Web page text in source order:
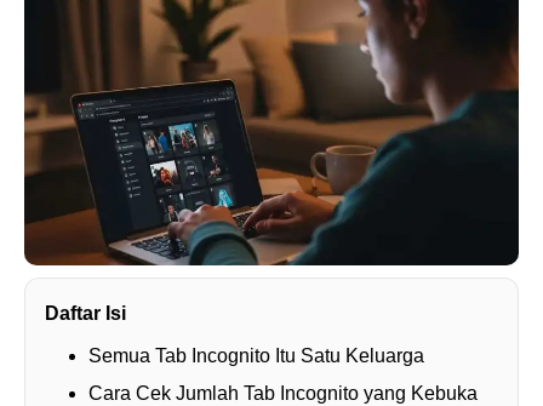
Daftar Isi
Semua Tab Incognito Itu Satu Keluarga
Cara Cek Jumlah Tab Incognito yang Kebuka